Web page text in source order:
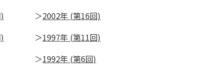
2002年 (第16回)
1997年 (第11回)
1992年 (第6回)